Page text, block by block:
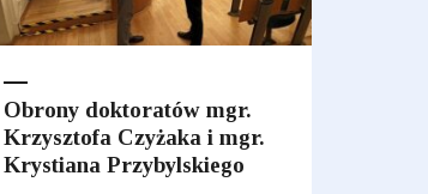
Obrony doktoratów mgr.
Krzysztofa Czyżaka i mgr.
Krystiana Przybylskiego